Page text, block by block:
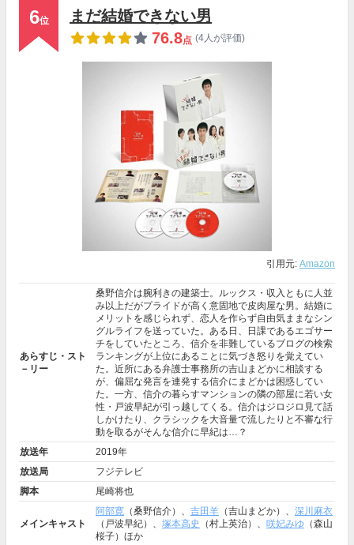
6位
まだ結婚できない男
76.8点 (4人が評価)
引用元: Amazon
あらすじ・スト
－リー
桑野信介は腕利きの建築士。ルックス・収入ともに人並
み以上だがプライドが高く意固地で皮肉屋な男。結婚に
メリットを感じられず、恋人を作らず自由気ままなシン
グルライフを送っていた。ある日、日課であるエゴサー
チをしていたところ、信介を非難しているブログの検索
ランキングが上位にあることに気づき怒りを覚えてい
た。近所にある弁護士事務所の吉山まどかに相談する
が、偏屈な発言を連発する信介にまどかは困惑してい
た。一方、信介の暮らすマンションの隣の部屋に若い女
性・戸波早紀が引っ越してくる。信介はジロジロ見て話
しかけたり、クラシックを大音量で流したりと不審な行
動を取るがそんな信介に早紀は…？
放送年
2019年
放送局
フジテレビ
脚本
尾崎将也
メインキャスト
阿部寛 （桑野信介）、 吉田羊 （吉山まどか）、 深川麻衣
（戸波早紀）、 塚本高史 （村上英治）、 咲妃みゆ （森山
桜子）ほか